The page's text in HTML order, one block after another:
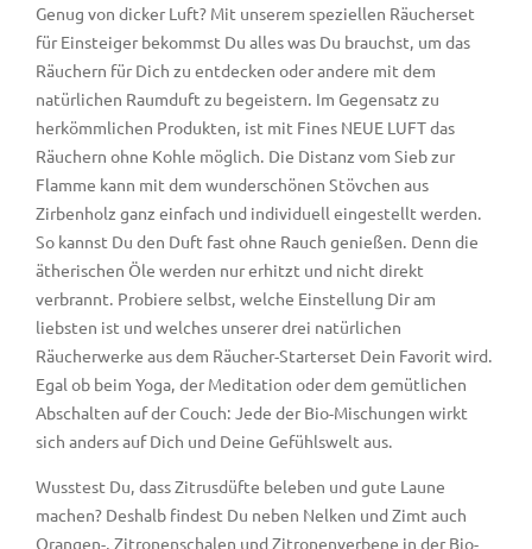
Genug von dicker Luft? Mit unserem speziellen Räucherset
für Einsteiger bekommst Du alles was Du brauchst, um das
Räuchern für Dich zu entdecken oder andere mit dem
natürlichen Raumduft zu begeistern. Im Gegensatz zu
herkömmlichen Produkten, ist mit Fines NEUE LUFT das
Räuchern ohne Kohle möglich. Die Distanz vom Sieb zur
Flamme kann mit dem wunderschönen Stövchen aus
Zirbenholz ganz einfach und individuell eingestellt werden.
So kannst Du den Duft fast ohne Rauch genießen. Denn die
ätherischen Öle werden nur erhitzt und nicht direkt
verbrannt. Probiere selbst, welche Einstellung Dir am
liebsten ist und welches unserer drei natürlichen
Räucherwerke aus dem Räucher-Starterset Dein Favorit wird.
Egal ob beim Yoga, der Meditation oder dem gemütlichen
Abschalten auf der Couch: Jede der Bio-Mischungen wirkt
sich anders auf Dich und Deine Gefühlswelt aus.
Wusstest Du, dass Zitrusdüfte beleben und gute Laune
machen? Deshalb findest Du neben Nelken und Zimt auch
Orangen-, Zitronenschalen und Zitronenverbene in der Bio-